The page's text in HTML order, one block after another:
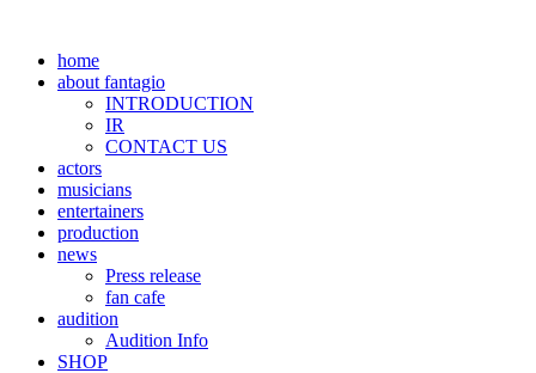
home
about fantagio
INTRODUCTION
IR
CONTACT US
actors
musicians
entertainers
production
news
Press release
fan cafe
audition
Audition Info
SHOP